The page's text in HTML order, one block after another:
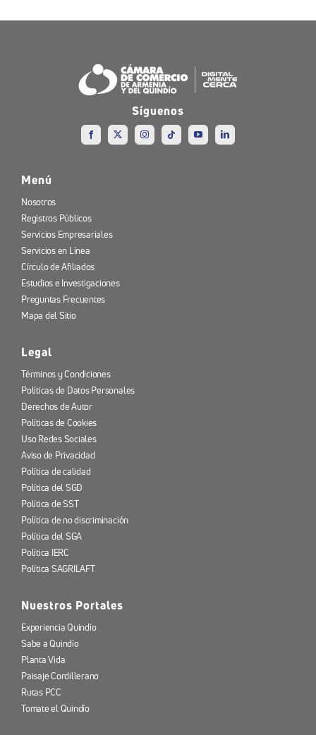
Síguenos
Menú
Nosotros
Registros Públicos
Servicios Empresariales
Servicios en Línea
Círculo de Afiliados
Estudios e Investigaciones
Preguntas Frecuentes
Mapa del Sitio
Legal
Términos y Condiciones
Políticas de Datos Personales
Derechos de Autor
Políticas de Cookies
Uso Redes Sociales
Aviso de Privacidad
Política de calidad
Política del SGD
Política de SST
Política de no discriminación
Política del SGA
Política IERC
Política SAGRILAFT
Nuestros Portales
Experiencia Quindío
Sabe a Quindío
Planta Vida
Paisaje Cordillerano
Rutas PCC
Tomate el Quindío